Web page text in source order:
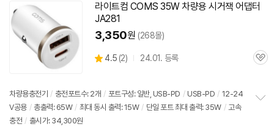
라이트컴 COMS 35W 차량용 시거잭 어댑터
JA281
3,350원 (268몰)
별
4.5 (상
뷰
2) 24.01. 등록
관
차량용충전기 / 충전포트수: 2개 / 포트구성: 일반, USB-PD / USB-PD / 12-24
V공용 / 총출력: 65W / 최대 동시 출력: 15W / 단일 포트 최대 출력: 35W / 고속
충전 / 출시가: 34,300원